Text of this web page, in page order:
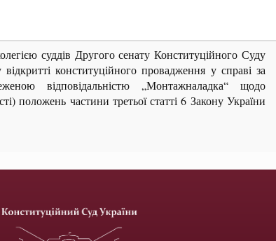
суддів Другого сенату Конституційного Суду
конституційного провадження у справі за
відповідальністю „Монтажналадка“ щодо
положень частини третьої статті 6 Закону України